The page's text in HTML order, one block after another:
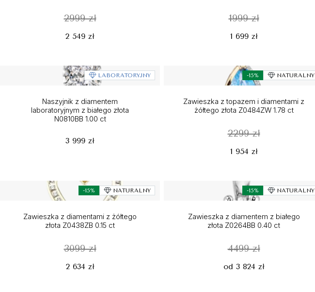
2999 zł
2 549 zł
1999 zł
1 699 zł
LABORATORYJNY
Naszyjnik z diamentem
laboratoryjnym z białego złota
N0810BB 1.00 ct
3 999 zł
-15% NATURALNY
Zawieszka z topazem i diamentami z
żółtego złota Z0484ZW 1.78 ct
2299 zł
1 954 zł
-15% NATURALNY
Zawieszka z diamentami z żółtego
złota Z0438ZB 0.15 ct
3099 zł
2 634 zł
-15% NATURALNY
Zawieszka z diamentem z białego
złota Z0264BB 0.40 ct
4499 zł
od 3 824 zł